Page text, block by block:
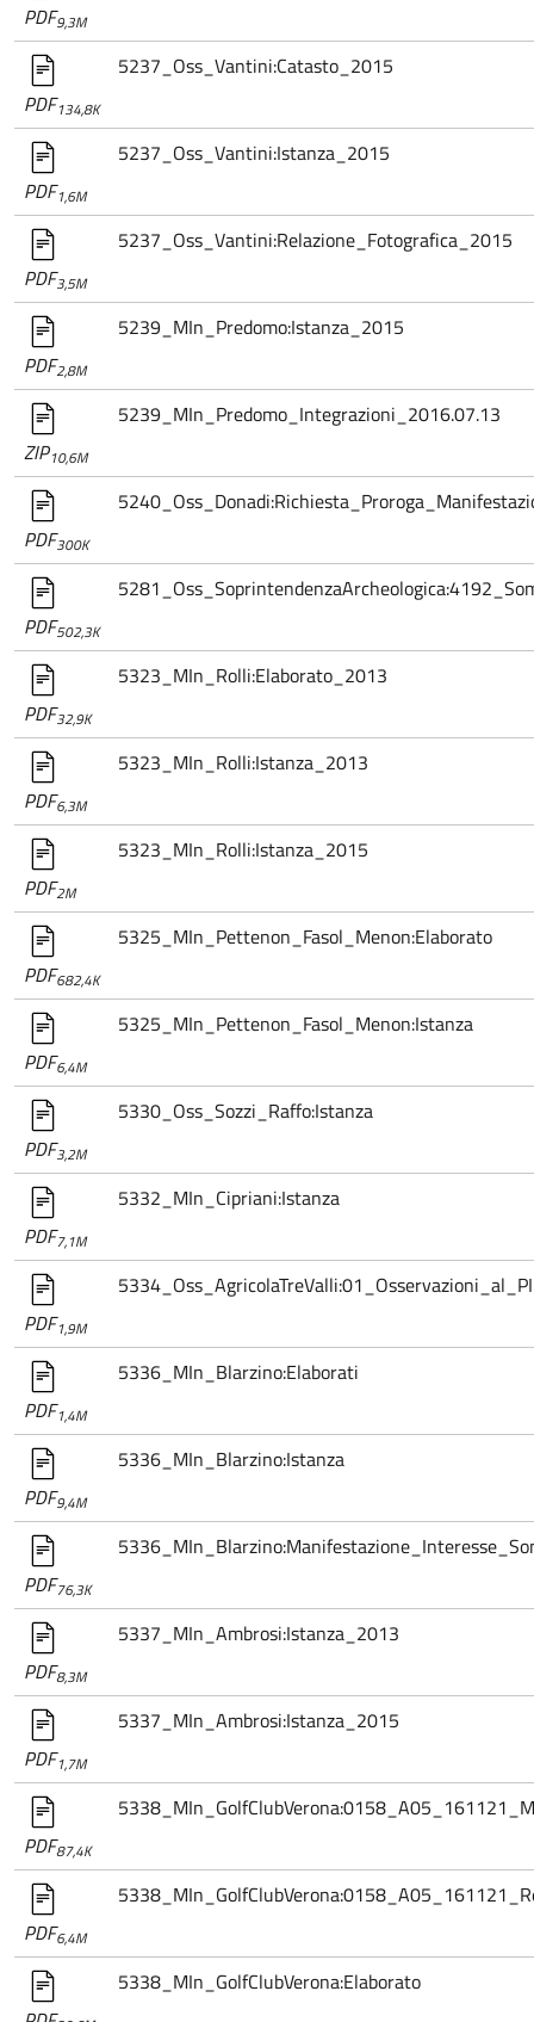
PDF9,3M
PDF134,8K
5237_Oss_Vantini:Catasto_2015
PDF1,6M
5237_Oss_Vantini:Istanza_2015
PDF3,5M
5237_Oss_Vantini:Relazione_Fotografica_2015
PDF2,8M
5239_MIn_Predomo:Istanza_2015
ZIP10,6M
5239_MIn_Predomo_Integrazioni_2016.07.13
PDF300K
PDF502,3K
PDF32,9K
5323_MIn_Rolli:Elaborato_2013
PDF6,3M
5323_MIn_Rolli:Istanza_2013
PDF2M
5323_MIn_Rolli:Istanza_2015
PDF682,4K
5325_MIn_Pettenon_Fasol_Menon:Elaborato
PDF6,4M
5325_MIn_Pettenon_Fasol_Menon:Istanza
PDF3,2M
5330_Oss_Sozzi_Raffo:Istanza
PDF7,1M
5332_MIn_Cipriani:Istanza
PDF1,9M
PDF1,4M
5336_MIn_Blarzino:Elaborati
PDF9,4M
5336_MIn_Blarzino:Istanza
PDF76,3K
PDF8,3M
5337_MIn_Ambrosi:Istanza_2013
PDF1,7M
5337_MIn_Ambrosi:Istanza_2015
PDF87,4K
PDF6,4M
5338_MIn_GolfClubVerona:Elaborato